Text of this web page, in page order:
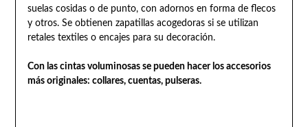
suelas cosidas o de punto, con adornos en forma de flecos
y otros. Se obtienen zapatillas acogedoras si se utilizan
retales textiles o encajes para su decoración.
Con las cintas voluminosas se pueden hacer los accesorios
más originales: collares, cuentas, pulseras.